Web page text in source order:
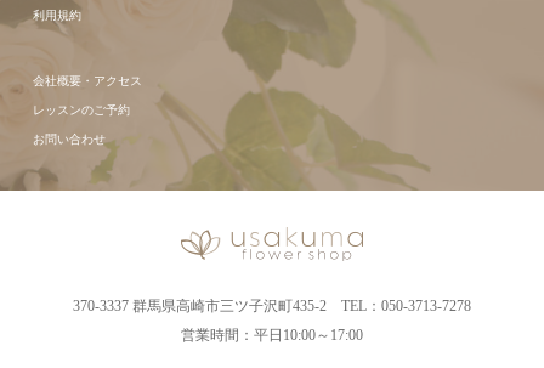
利用規約
会社概要・アクセス
レッスンのご予約
お問い合わせ
370-3337 群馬県高崎市三ツ子沢町435-2 TEL：050-3713-7278
営業時間：平日10:00～17:00